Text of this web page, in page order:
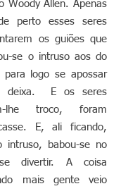
Woody Allen. Apenas
perto esses seres
os guiões que
se o intruso aos do
logo se apossar
deixa. E os seres
lhe troco, foram
E, ali ficando,
intruso, babou-se no
divertir. A coisa
mais gente veio